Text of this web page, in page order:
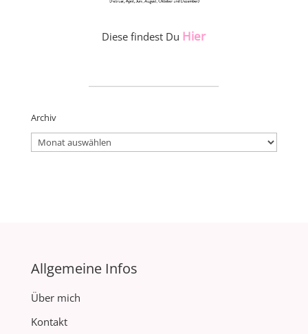
Diese findest Du Hier
Archiv
Archiv
Allgemeine Infos
Über mich
Kontakt